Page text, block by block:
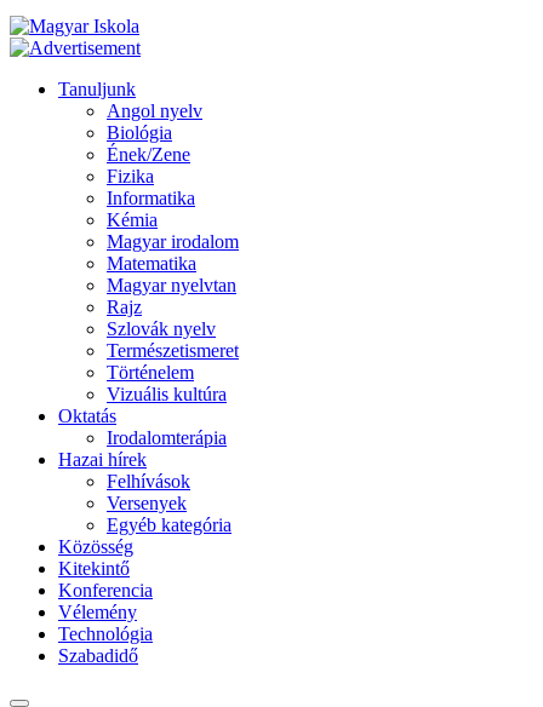
Tanuljunk
Angol nyelv
Biológia
Ének/Zene
Fizika
Informatika
Kémia
Magyar irodalom
Matematika
Magyar nyelvtan
Rajz
Szlovák nyelv
Természetismeret
Történelem
Vizuális kultúra
Oktatás
Irodalomterápia
Hazai hírek
Felhívások
Versenyek
Egyéb kategória
Közösség
Kitekintő
Konferencia
Vélemény
Technológia
Szabadidő